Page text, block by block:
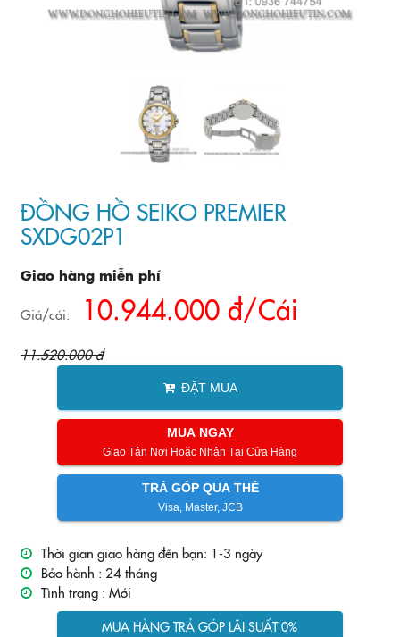
ĐỒNG HỒ SEIKO PREMIER
SXDG02P1
Giao hàng miễn phí
Giá/cái: 10.944.000 đ/Cái
11.520.000 đ
ĐẶT MUA
MUA NGAY
Giao Tận Nơi Hoặc Nhận Tại Cửa Hàng
TRẢ GÓP QUA THẺ
Visa, Master, JCB
Thời gian giao hàng đến bạn: 1-3 ngày
Bảo hành : 24 tháng
Tình trạng : Mới
MUA HÀNG TRẢ GÓP LÃI SUẤT 0%